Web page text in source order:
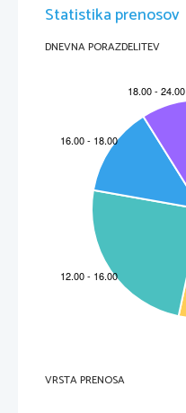
Statistika prenosov
DNEVNA PORAZDELITEV
VRSTA PRENOSA